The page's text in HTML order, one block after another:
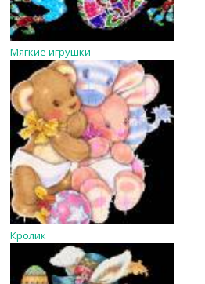
Мягкие игрушки
Кролик